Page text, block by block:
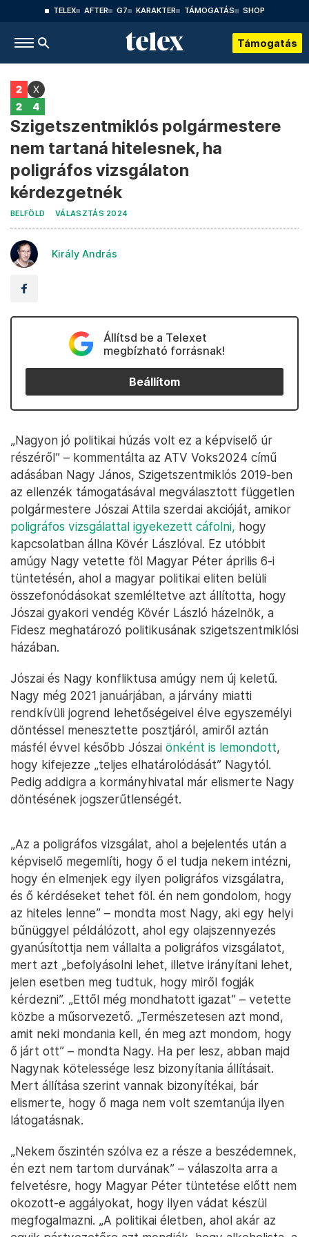
TELEX AFTER G7 KARAKTER TÁMOGATÁS SHOP
Támogatás
Szigetszentmiklós polgármestere
nem tartaná hitelesnek, ha
poligráfos vizsgálaton
kérdezgetnék
BELFÖLD VÁLASZTÁS 2024
Király András
Állítsd be a Telexet
megbízható forrásnak!
Beállítom
„Nagyon jó politikai húzás volt ez a képviselő úr
részéről” – kommentálta az ATV Voks2024 című
adásában Nagy János, Szigetszentmiklós 2019-ben
az ellenzék támogatásával megválasztott független
polgármestere Jószai Attila szerdai akcióját, amikor
poligráfos vizsgálattal igyekezett cáfolni, hogy
kapcsolatban állna Kövér Lászlóval. Ez utóbbit
amúgy Nagy vetette föl Magyar Péter április 6-i
tüntetésén, ahol a magyar politikai eliten belüli
összefonódásokat szemléltetve azt állította, hogy
Jószai gyakori vendég Kövér László házelnök, a
Fidesz meghatározó politikusának szigetszentmiklósi
házában.
Jószai és Nagy konfliktusa amúgy nem új keletű.
Nagy még 2021 januárjában, a járvány miatti
rendkívüli jogrend lehetőségeivel élve egyszemélyi
döntéssel menesztette posztjáról, amiről aztán
másfél évvel később Jószai önként is lemondott,
hogy kifejezze „teljes elhatárolódását” Nagytól.
Pedig addigra a kormányhivatal már elismerte Nagy
döntésének jogszerűtlenségét.
„Az a poligráfos vizsgálat, ahol a bejelentés után a
képviselő megemlíti, hogy ő el tudja nekem intézni,
hogy én elmenjek egy ilyen poligráfos vizsgálatra,
és ő kérdéseket tehet föl. én nem gondolom, hogy
az hiteles lenne” – mondta most Nagy, aki egy helyi
bűnüggyel példálózott, ahol egy olajszennyezés
gyanúsítottja nem vállalta a poligráfos vizsgálatot,
mert azt „befolyásolni lehet, illetve irányítani lehet,
jelen esetben meg tudtuk, hogy miről fogják
kérdezni”. „Ettől még mondhatott igazat” – vetette
közbe a műsorvezető. „Természetesen azt mond,
amit neki mondania kell, én meg azt mondom, hogy
ő járt ott” – mondta Nagy. Ha per lesz, abban majd
Nagynak kötelessége lesz bizonyítania állításait.
Mert állítása szerint vannak bizonyítékai, bár
elismerte, hogy ő maga nem volt szemtanúja ilyen
látogatásnak.
„Nekem őszintén szólva ez a része a beszédemnek,
én ezt nem tartom durvának” – válaszolta arra a
felvetésre, hogy Magyar Péter tüntetése előtt nem
okozott-e aggályokat, hogy ilyen vádat készül
megfogalmazni. „A politikai életben, ahol akár az